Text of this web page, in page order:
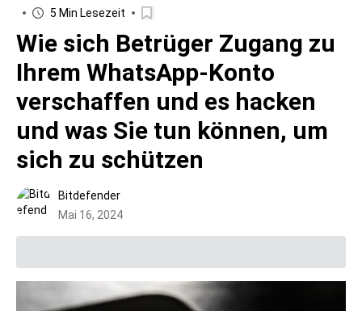
5 Min Lesezeit
Wie sich Betrüger Zugang zu
Ihrem WhatsApp-Konto
verschaffen und es hacken
und was Sie tun können, um
sich zu schützen
Bitdefender
Mai 16, 2024